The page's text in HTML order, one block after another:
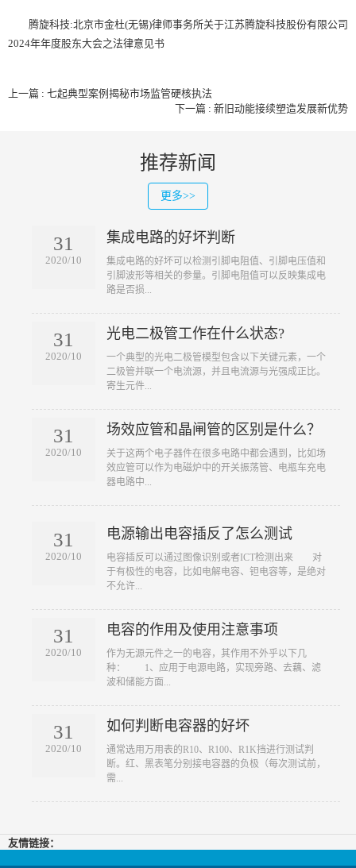
腾旋科技:北京市金杜(无锡)律师事务所关于江苏腾旋科技股份有限公司
2024年年度股东大会之法律意见书
上一篇 : 七起典型案例揭秘市场监管硬核执法
下一篇 : 新旧动能接续塑造发展新优势
推荐新闻
更多>>
31
2020/10
集成电路的好坏判断
​集成电路的好坏可以检测引脚电阻值、引脚电压值和
引脚波形等相关的参量。引脚电阻值可以反映集成电
路是否损...
31
2020/10
光电二极管工作在什么状态?
​一个典型的光电二极管模型包含以下关键元素，一个
二极管并联一个电流源，并且电流源与光强成正比。
寄生元件...
31
2020/10
场效应管和晶闸管的区别是什么？
​关于这两个电子器件在很多电路中都会遇到，比如场
效应管可以作为电磁炉中的开关振荡管、电瓶车充电
器电路中...
31
2020/10
电源输出电容插反了怎么测试
​电容插反可以通过图像识别或者ICT检测出来 对
于有极性的电容，比如电解电容、钽电容等，是绝对
不允许...
31
2020/10
电容的作用及使用注意事项
​作为无源元件之一的电容，其作用不外乎以下几
种： 1、应用于电源电路，实现旁路、去藕、滤
波和储能方面...
31
2020/10
如何判断电容器的好坏
​通常选用万用表的R10、R100、R1K挡进行测试判
断。红、黑表笔分别接电容器的负极（每次测试前，
需...
友情链接：